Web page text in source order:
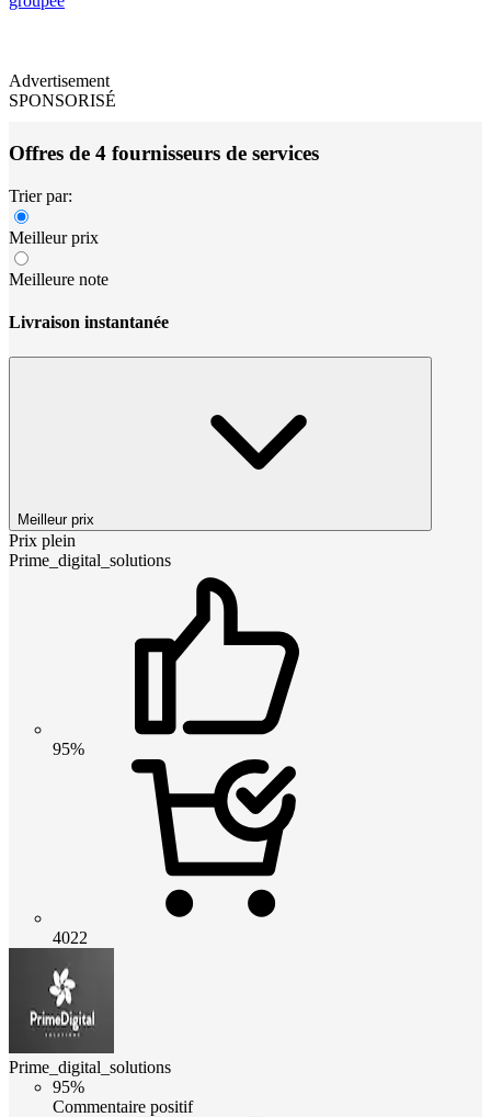
Advertisement
SPONSORISÉ
Offres de 4 fournisseurs de services
Trier par:
Meilleur prix
Meilleure note
Livraison instantanée
Meilleur prix
Prix plein
Prime_digital_solutions
95%
4022
Prime_digital_solutions
95%
Commentaire positif